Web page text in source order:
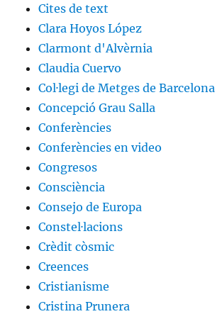
Cites de text
Clara Hoyos López
Clarmont d'Alvèrnia
Claudia Cuervo
Col·legi de Metges de Barcelona
Concepció Grau Salla
Conferències
Conferències en video
Congresos
Consciència
Consejo de Europa
Constel·lacions
Crèdit còsmic
Creences
Cristianisme
Cristina Prunera